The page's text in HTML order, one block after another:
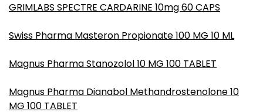
GRIMLABS SPECTRE CARDARINE 10mg 60 CAPS
Swiss Pharma Masteron Propionate 100 MG 10 ML
Magnus Pharma Stanozolol 10 MG 100 TABLET
Magnus Pharma Dianabol Methandrostenolone 10
MG 100 TABLET